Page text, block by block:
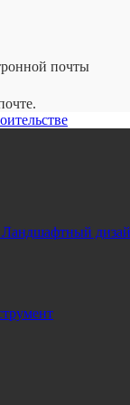
почты
Ландшафтный